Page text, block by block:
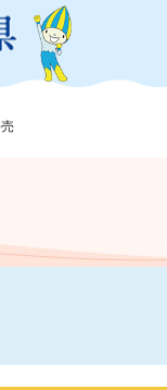
このページの本文へ